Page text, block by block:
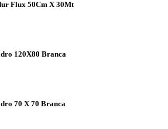
Flux 50Cm X 30Mt
120X80 Branca
70 X 70 Branca